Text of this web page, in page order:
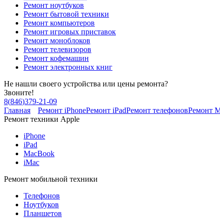
Ремонт ноутбуков
Ремонт бытовой техники
Ремонт компьютеров
Ремонт игровых приставок
Ремонт моноблоков
Ремонт телевизоров
Ремонт кофемашин
Ремонт электронных книг
Не нашли своего устройства или цены ремонта?
Звоните!
8(846)379-21-09
Главная
Ремонт iPhoneРемонт iPadРемонт телефоновРемонт
Ремонт техники Apple
iPhone
iPad
MacBook
iMac
Ремонт мобильной техники
Телефонов
Ноутбуков
Планшетов